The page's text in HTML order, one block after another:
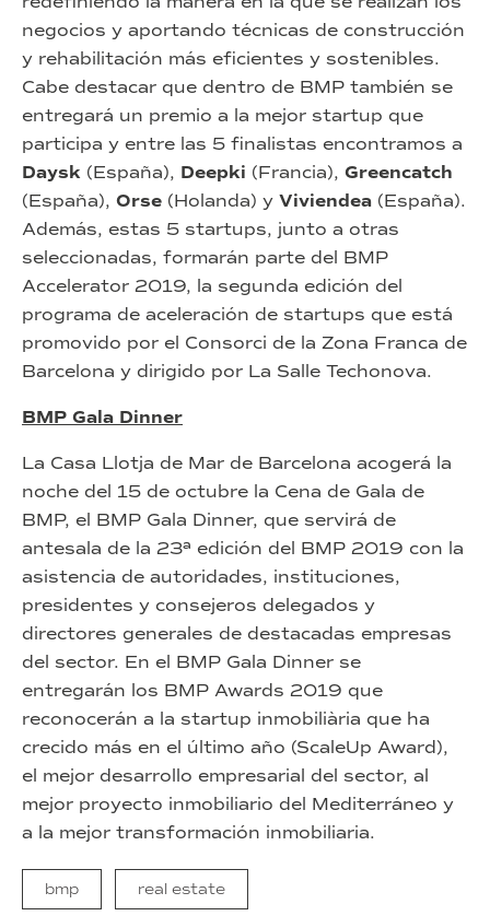
negocios y aportando técnicas de construcción
y rehabilitación más eficientes y sostenibles.
Cabe destacar que dentro de BMP también se
entregará un premio a la mejor startup que
participa y entre las 5 finalistas encontramos a
Daysk (España), Deepki (Francia), Greencatch
(España), Orse (Holanda) y Viviendea (España).
Además, estas 5 startups, junto a otras
seleccionadas, formarán parte del BMP
Accelerator 2019, la segunda edición del
programa de aceleración de startups que está
promovido por el Consorci de la Zona Franca de
Barcelona y dirigido por La Salle Techonova.
BMP Gala Dinner
La Casa Llotja de Mar de Barcelona acogerá la
noche del 15 de octubre la Cena de Gala de
BMP, el BMP Gala Dinner, que servirá de
antesala de la 23ª edición del BMP 2019 con la
asistencia de autoridades, instituciones,
presidentes y consejeros delegados y
directores generales de destacadas empresas
del sector. En el BMP Gala Dinner se
entregarán los BMP Awards 2019 que
reconocerán a la startup inmobiliària que ha
crecido más en el último año (ScaleUp Award),
el mejor desarrollo empresarial del sector, al
mejor proyecto inmobiliario del Mediterráneo y
a la mejor transformación inmobiliaria.
bmp real estate